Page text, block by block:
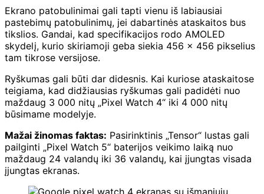
Ekrano patobulinimai gali tapti vienu iš labiausiai
pastebimų patobulinimų, jei dabartinės ataskaitos bus
tikslios. Gandai, kad specifikacijos rodo AMOLED
skydelį, kurio skiriamoji geba siekia 456 x 456 pikselius
tam tikrose versijose.
Ryškumas gali būti dar didesnis. Kai kuriose ataskaitose
teigiama, kad didžiausias ryškumas gali padidėti nuo
maždaug 3 000 nitų „Pixel Watch 4“ iki 4 000 nitų
būsimame modelyje.
Mažai žinomas faktas: Pasirinktinis „Tensor“ lustas gali
pailginti „Pixel Watch 5“ baterijos veikimo laiką nuo
maždaug 24 valandų iki 36 valandų, kai įjungtas visada
įjungtas ekranas.